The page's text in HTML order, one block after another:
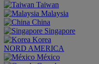
Taiwan
Malaysia
China
Singapore
Korea
NORD AMERICA
México